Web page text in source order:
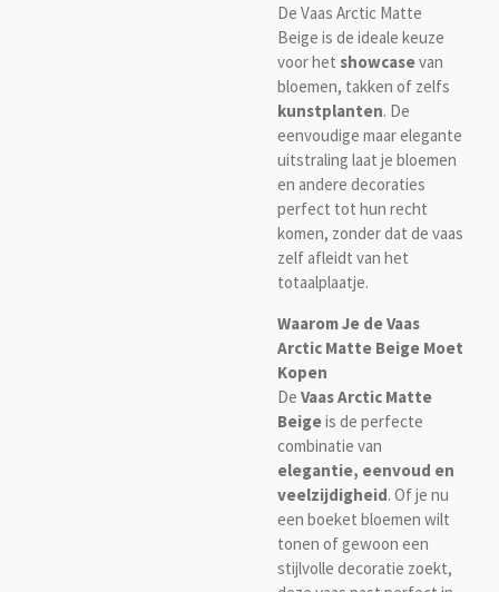
De Vaas Arctic Matte
Beige is de ideale keuze
voor het showcasevan
bloemen, takken of zelfs
kunstplanten. De
eenvoudige maar elegante
uitstraling laat je bloemen
en andere decoraties
perfect tot hun recht
komen, zonder dat de vaas
zelf afleidt van het
totaalplaatje.
Waarom Je de Vaas
Arctic Matte Beige Moet
Kopen
De Vaas Arctic Matte
Beigeis de perfecte
combinatie van
elegantie, eenvoud en
veelzijdigheid. Of je nu
een boeket bloemen wilt
tonen of gewoon een
stijlvolle decoratie zoekt,